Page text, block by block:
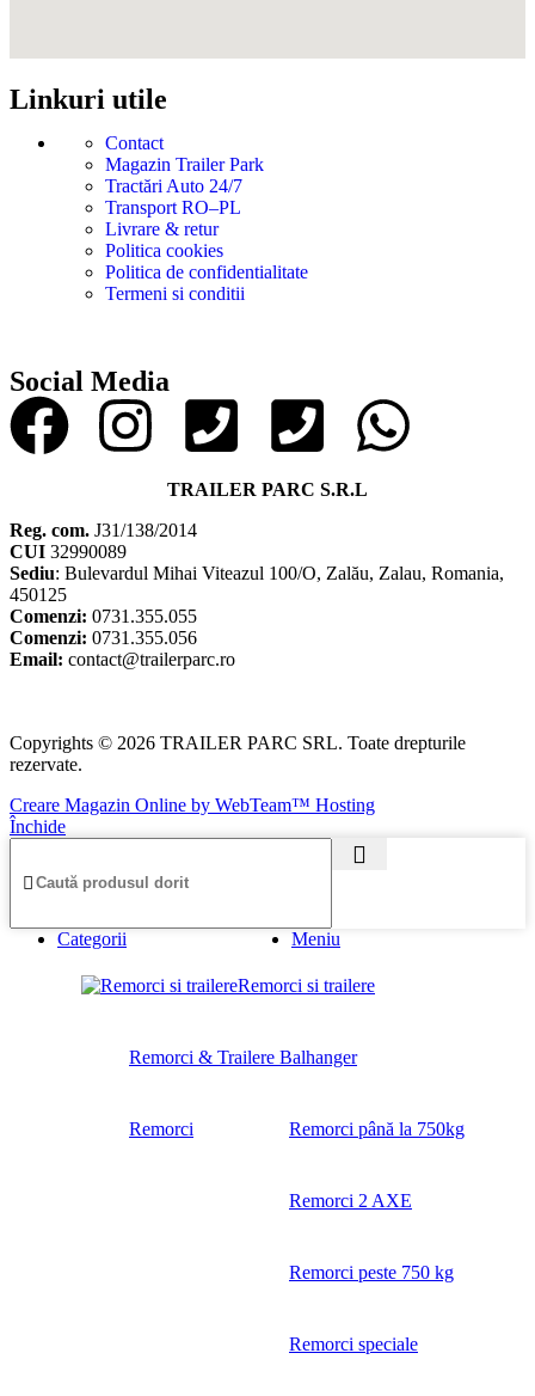
Linkuri utile
Contact
Magazin Trailer Park
Tractări Auto 24/7
Transport RO–PL
Livrare & retur
Politica cookies
Politica de confidentialitate
Termeni si conditii
Social Media
TRAILER PARC S.R.L
Reg. com. J31/138/2014
CUI 32990089
Sediu: Bulevardul Mihai Viteazul 100/O, Zalău, Zalau, Romania,
450125
Comenzi: 0731.355.055
Comenzi: 0731.355.056
Email: contact@trailerparc.ro
Copyrights © 2026 TRAILER PARC SRL. Toate drepturile
rezervate.
Creare Magazin Online by WebTeam™ Hosting
Închide
Meniu
Categorii
Remorci si trailere
Remorci & Trailere Balhanger
Remorci Remorci până la 750kg
Remorci 2 AXE
Remorci peste 750 kg
Remorci speciale